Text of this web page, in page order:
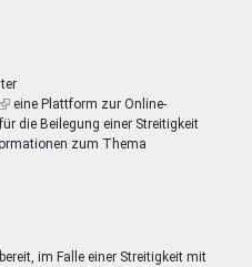
(Linkeine Plattform zur Online-
die Beilegung einer Streitigkeit
zum Thema
im Falle einer Streitigkeit mit